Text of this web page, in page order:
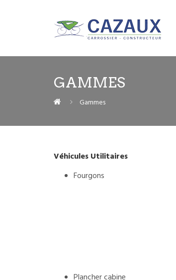
GAMMES
Gammes
Véhicules Utilitaires
Fourgons